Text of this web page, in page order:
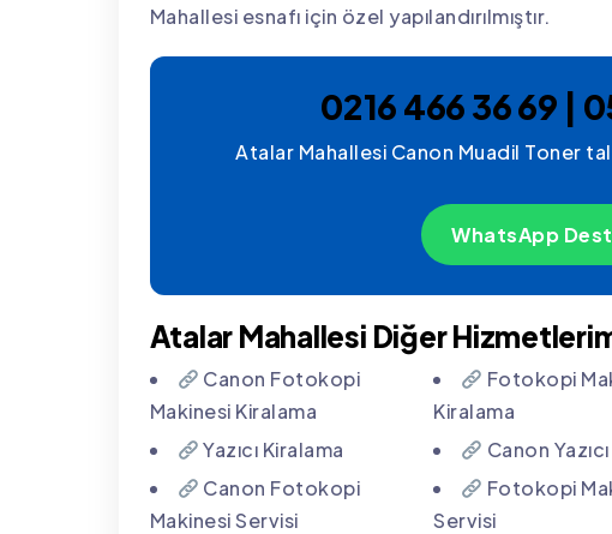
Mahallesi esnafı için özel yapılandırılmıştır.
0216 466 36 69 |
Atalar Mahallesi Canon Muadil Toner
WhatsApp
Atalar Mahallesi Diğer
Canon Fotokopi
Makinesi Kiralama
Fotokopi
Kiralama
Yazıcı Kiralama Canon
Canon Fotokopi
Makinesi Servisi
Fotokopi
Servisi